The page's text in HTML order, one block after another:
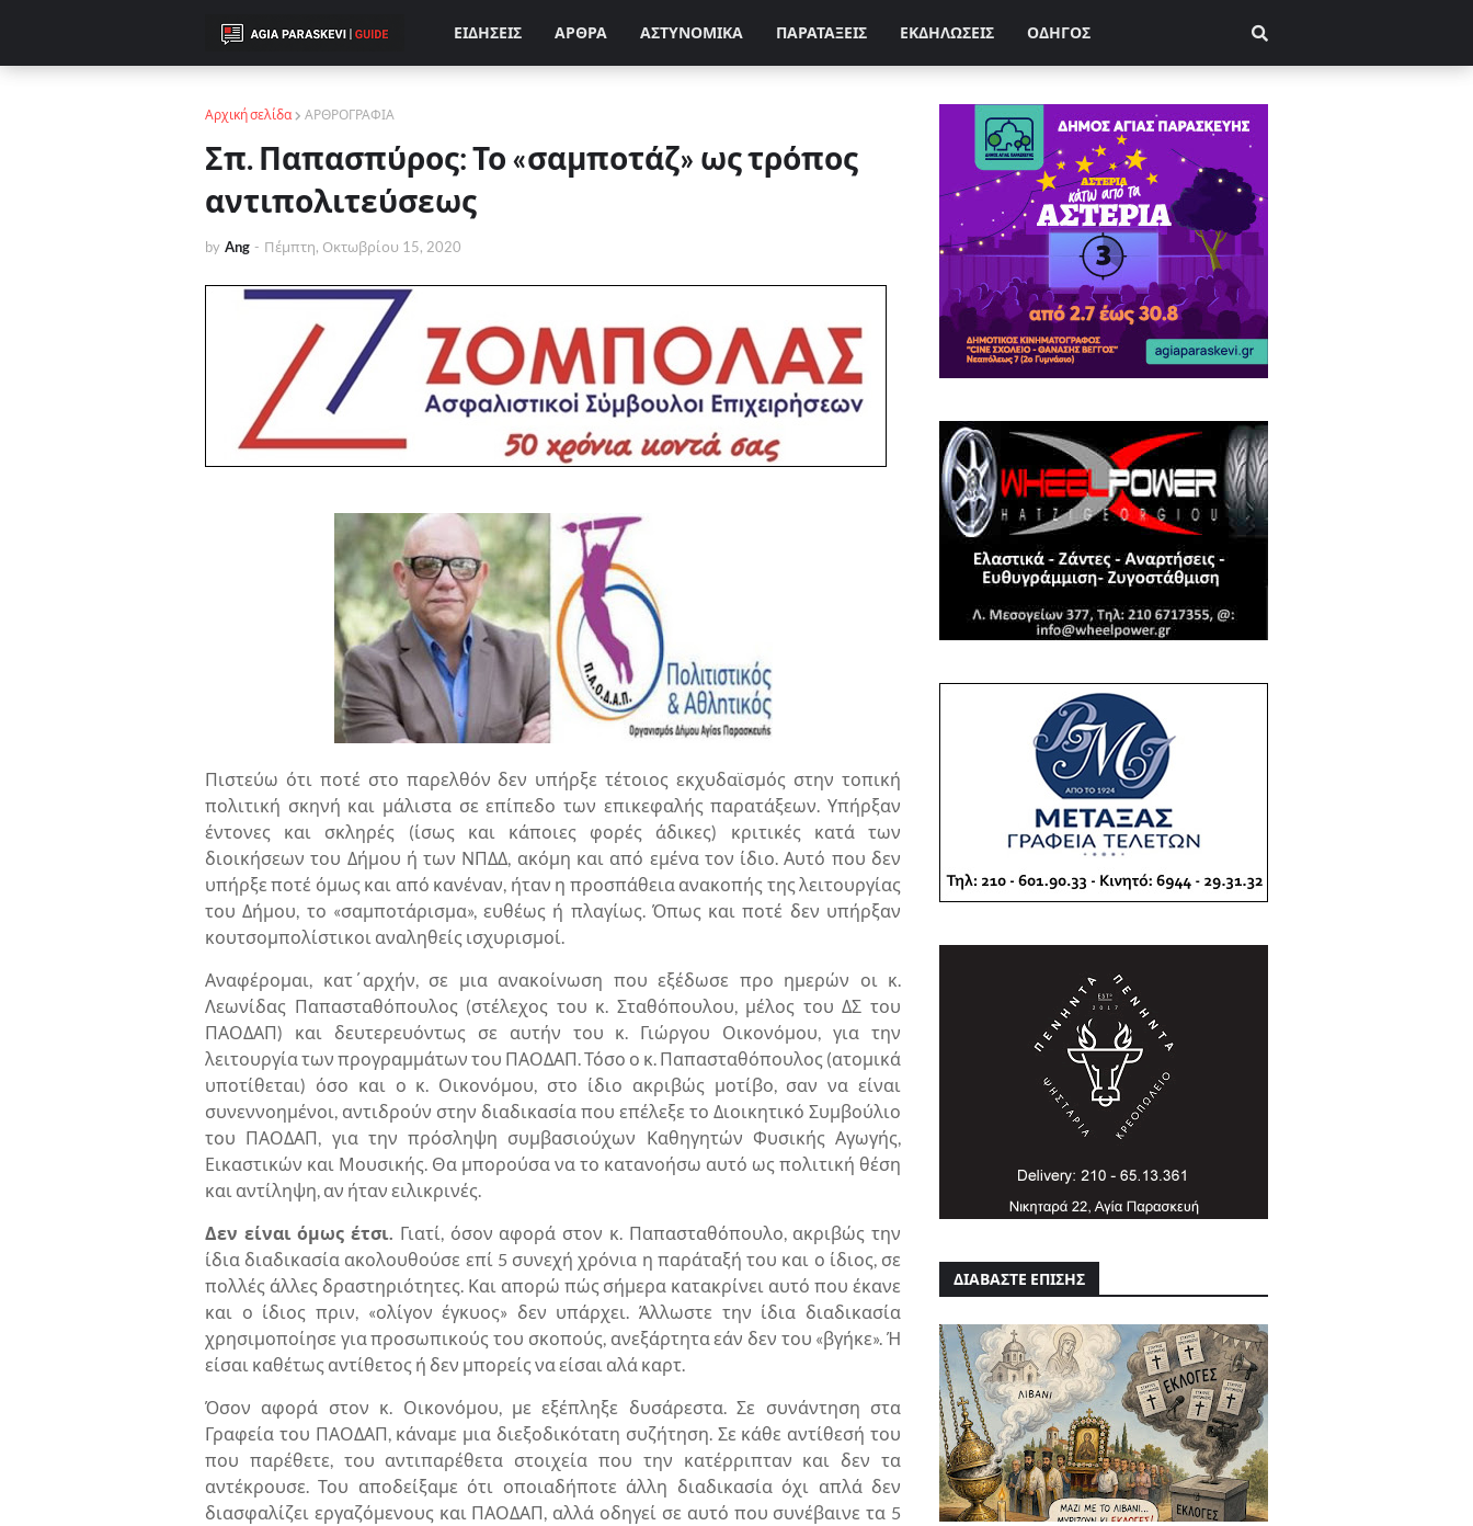
ΕΙΔΗΣΕΙΣ ΑΡΘΡΑ ΑΣΤΥΝΟΜΙΚΑ ΠΑΡΑΤΑΞΕΙΣ ΕΚΔΗΛΩΣΕΙΣ ΟΔΗΓΟΣ
Αρχική σελίδα ΑΡΘΡΟΓΡΑΦΙΑ
Σπ. Παπασπύρος: Το «σαμποτάζ» ως τρόπος
αντιπολιτεύσεως
by Ang - Πέμπτη, Οκτωβρίου 15, 2020
Πιστεύω ότι ποτέ στο παρελθόν δεν υπήρξε τέτοιος εκχυδαϊσμός στην τοπική
πολιτική σκηνή και μάλιστα σε επίπεδο των επικεφαλής παρατάξεων. Υπήρξαν
έντονες και σκληρές (ίσως και κάποιες φορές άδικες) κριτικές κατά των
διοικήσεων του Δήμου ή των ΝΠΔΔ, ακόμη και από εμένα τον ίδιο. Αυτό που δεν
υπήρξε ποτέ όμως και από κανέναν, ήταν η προσπάθεια ανακοπής της λειτουργίας
του Δήμου, το «σαμποτάρισμα», ευθέως ή πλαγίως. Όπως και ποτέ δεν υπήρξαν
κουτσομπολίστικοι αναληθείς ισχυρισμοί.
Αναφέρομαι, κατ΄αρχήν, σε μια ανακοίνωση που εξέδωσε προ ημερών οι κ.
Λεωνίδας Παπασταθόπουλος (στέλεχος του κ. Σταθόπουλου, μέλος του ΔΣ του
ΠΑΟΔΑΠ) και δευτερευόντως σε αυτήν του κ. Γιώργου Οικονόμου, για την
λειτουργία των προγραμμάτων του ΠΑΟΔΑΠ. Τόσο ο κ. Παπασταθόπουλος (ατομικά
υποτίθεται) όσο και ο κ. Οικονόμου, στο ίδιο ακριβώς μοτίβο, σαν να είναι
συνεννοημένοι, αντιδρούν στην διαδικασία που επέλεξε το Διοικητικό Συμβούλιο
του ΠΑΟΔΑΠ, για την πρόσληψη συμβασιούχων Καθηγητών Φυσικής Αγωγής,
Εικαστικών και Μουσικής. Θα μπορούσα να το κατανοήσω αυτό ως πολιτική θέση
και αντίληψη, αν ήταν ειλικρινές.
Δεν είναι όμως έτσι. Γιατί, όσον αφορά στον κ. Παπασταθόπουλο, ακριβώς την
ίδια διαδικασία ακολουθούσε επί 5 συνεχή χρόνια η παράταξή του και ο ίδιος, σε
πολλές άλλες δραστηριότητες. Και απορώ πώς σήμερα κατακρίνει αυτό που έκανε
και ο ίδιος πριν, «ολίγον έγκυος» δεν υπάρχει. Άλλωστε την ίδια διαδικασία
χρησιμοποίησε για προσωπικούς του σκοπούς, ανεξάρτητα εάν δεν του «βγήκε». Ή
είσαι καθέτως αντίθετος ή δεν μπορείς να είσαι αλά καρτ.
Όσον αφορά στον κ. Οικονόμου, με εξέπληξε δυσάρεστα. Σε συνάντηση στα
Γραφεία του ΠΑΟΔΑΠ, κάναμε μια διεξοδικότατη συζήτηση. Σε κάθε αντίθεσή του
που παρέθετε, του αντιπαρέθετα στοιχεία που την κατέρριπταν και δεν τα
αντέκρουσε. Του αποδείξαμε ότι οποιαδήποτε άλλη διαδικασία όχι απλά δεν
διασφαλίζει εργαζόμενους και ΠΑΟΔΑΠ, αλλά οδηγεί σε αυτό που συνέβαινε τα 5
ΔΙΑΒΑΣΤΕ ΕΠΙΣΗΣ